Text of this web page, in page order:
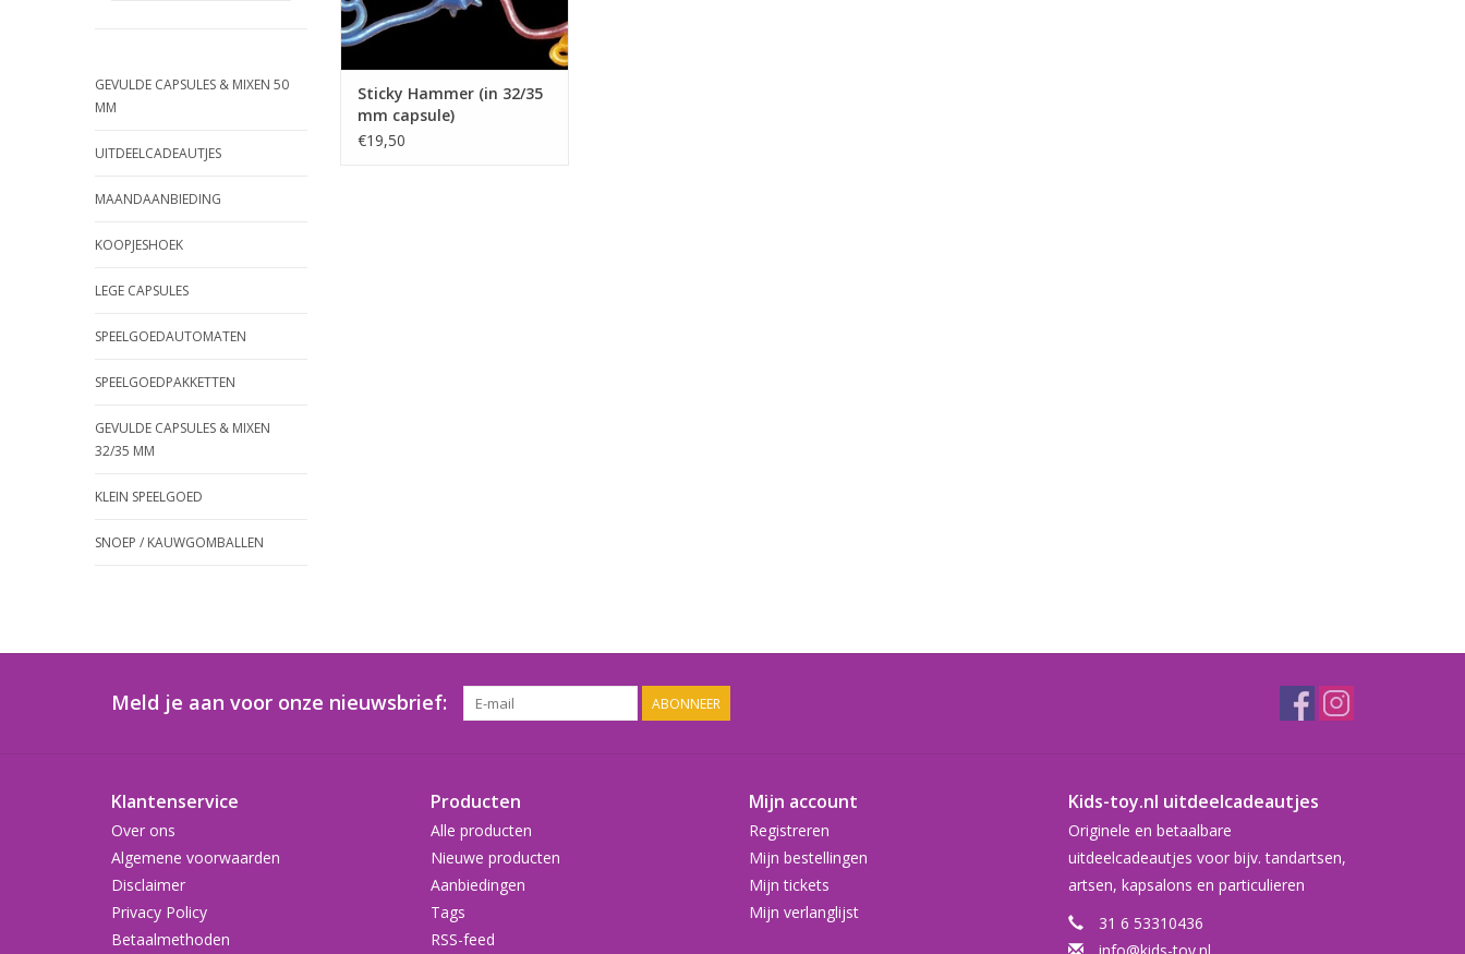
GEVULDE CAPSULES & MIXEN 50
MM
UITDEELCADEAUTJES
MAANDAANBIEDING
KOOPJESHOEK
LEGE CAPSULES
SPEELGOEDAUTOMATEN
SPEELGOEDPAKKETTEN
GEVULDE CAPSULES & MIXEN
32/35 MM
KLEIN SPEELGOED
SNOEP / KAUWGOMBALLEN
Sticky Hammer (in 32/35
mm capsule)
€19,50
Meld je aan voor onze nieuwsbrief: ABONNEER
Klantenservice
Over ons
Algemene voorwaarden
Disclaimer
Privacy Policy
Betaalmethoden
Producten
Alle producten
Nieuwe producten
Aanbiedingen
Tags
RSS-feed
Mijn account
Registreren
Mijn bestellingen
Mijn tickets
Mijn verlanglijst
Kids-toy.nl uitdeelcadeautjes
Originele en betaalbare
uitdeelcadeautjes voor bijv. tandartsen,
artsen, kapsalons en particulieren
31 6 53310436